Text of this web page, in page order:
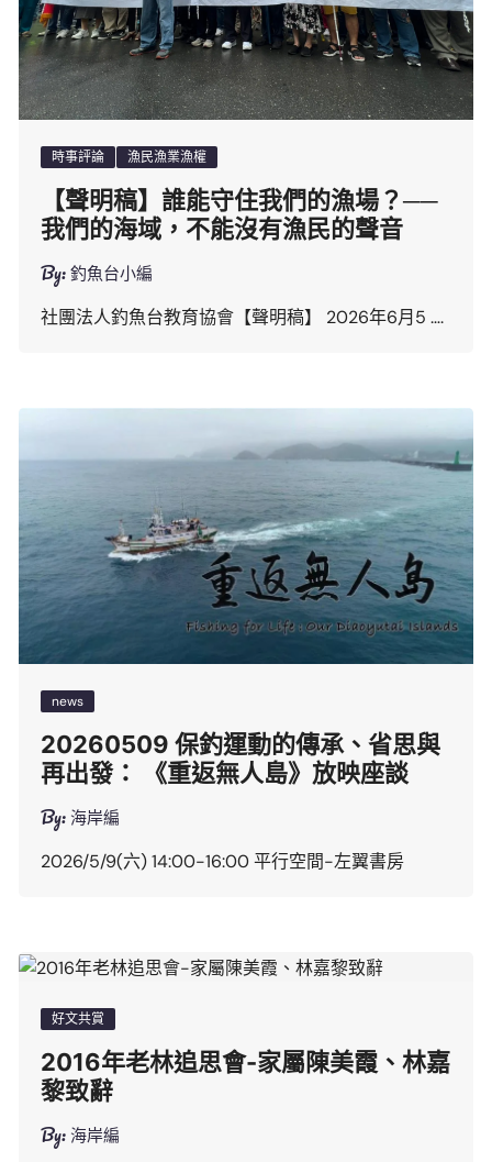
時事評論 漁民漁業漁權
【聲明稿】誰能守住我們的漁場？──
我們的海域，不能沒有漁民的聲音
By:釣魚台小編
社團法人釣魚台教育協會【聲明稿】 2026年6月5 ….
news
20260509 保釣運動的傳承、省思與
再出發： 《重返無人島》放映座談
By:海岸編
2026/5/9(六) 14:00-16:00 平行空間-左翼書房
好文共賞
2016年老林追思會-家屬陳美霞、林嘉
黎致辭
By:海岸編